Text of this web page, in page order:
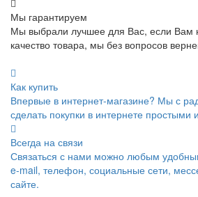
Мы гарантируем
Мы выбрали лучшее для Вас, если Вам
качество товара, мы без вопросов
Как купить
Впервые в интернет-магазине? Мы с
сделать покупки в интернете простыми
Всегда на связи
Связаться с нами можно любым
e-mail, телефон, социальные сети,
сайте.